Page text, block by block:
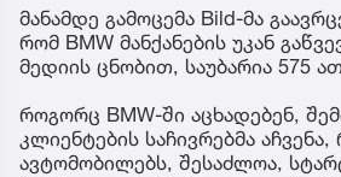
მანამდე გამოცემა Bild-მა
რომ BMW მანქანების უკან
მედიის ცნობით, საუბარია 575
როგორც BMW-ში აცხადებენ,
კლიენტების საჩივრებმა აჩვენა,
ავტომობილებს, შესაძლოა,